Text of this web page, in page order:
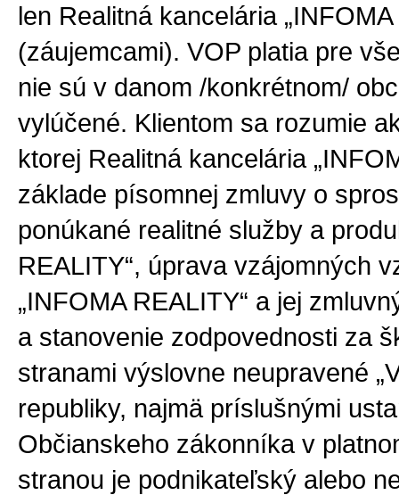
len Realitná kancelária
(záujemcami). VOP platia pre
nie sú v danom /konkrétnom/
vylúčené. Klientom sa rozumie
ktorej Realitná kancelária
základe písomnej zmluvy o
ponúkané realitné služby a
REALITY“, úprava vzájomných
„INFOMA REALITY“ a jej
a stanovenie zodpovednosti za
stranami výslovne neupravené
republiky, najmä príslušnými
Občianskeho zákonníka v
stranou je podnikateľský alebo